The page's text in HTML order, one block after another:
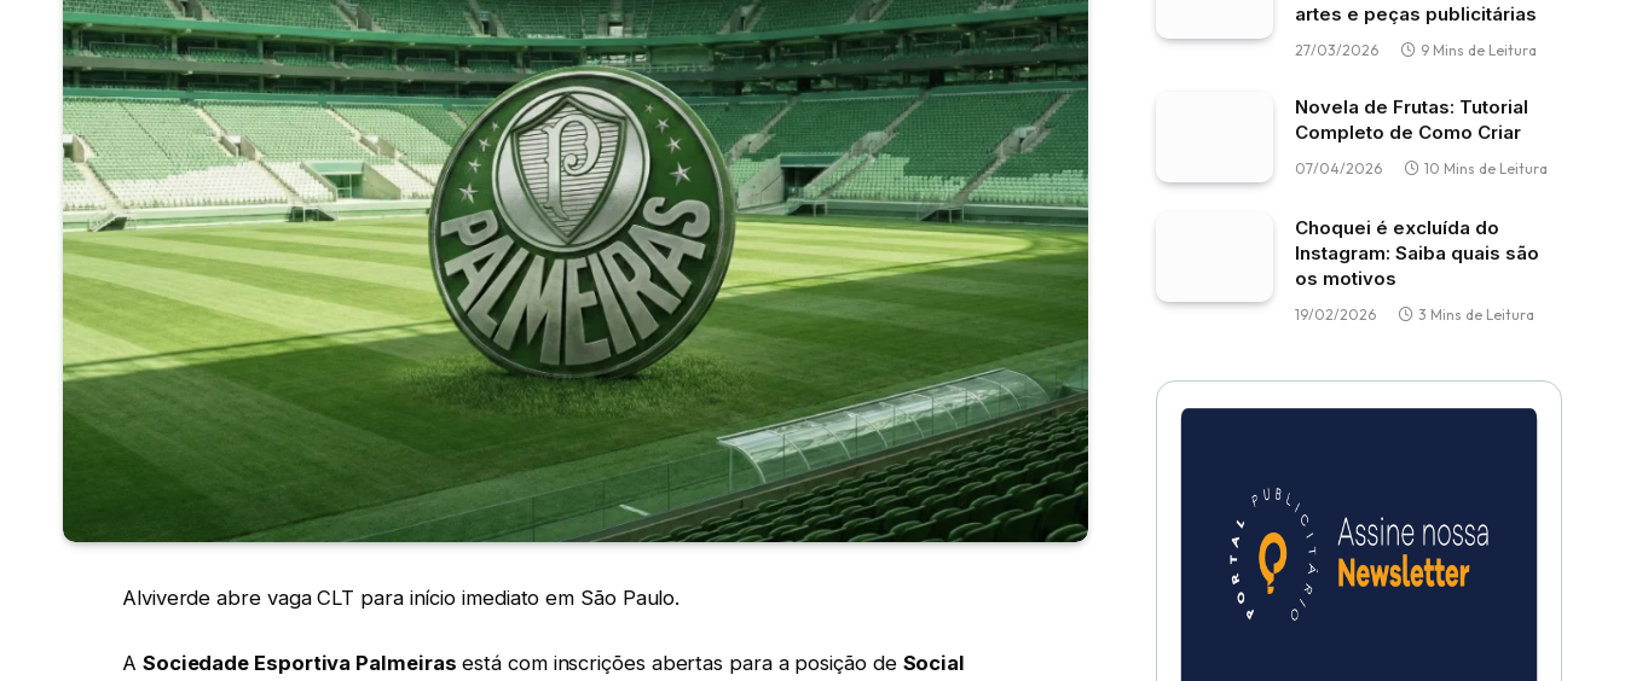
Alviverde abre vaga CLT para início imediato em São Paulo.
A Sociedade Esportiva Palmeiras está com inscrições abertas para a posição de Social
artes e peças publicitárias
27/03/2026 9 Mins de Leitura
Novela de Frutas: Tutorial
Completo de Como Criar
07/04/2026 10 Mins de Leitura
Choquei é excluída do
Instagram: Saiba quais são
os motivos
19/02/2026 3 Mins de Leitura